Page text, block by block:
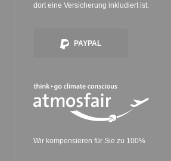
dort eine Versicherung inkludiert ist.
PAYPAL
Wir kompensieren für Sie zu 100%